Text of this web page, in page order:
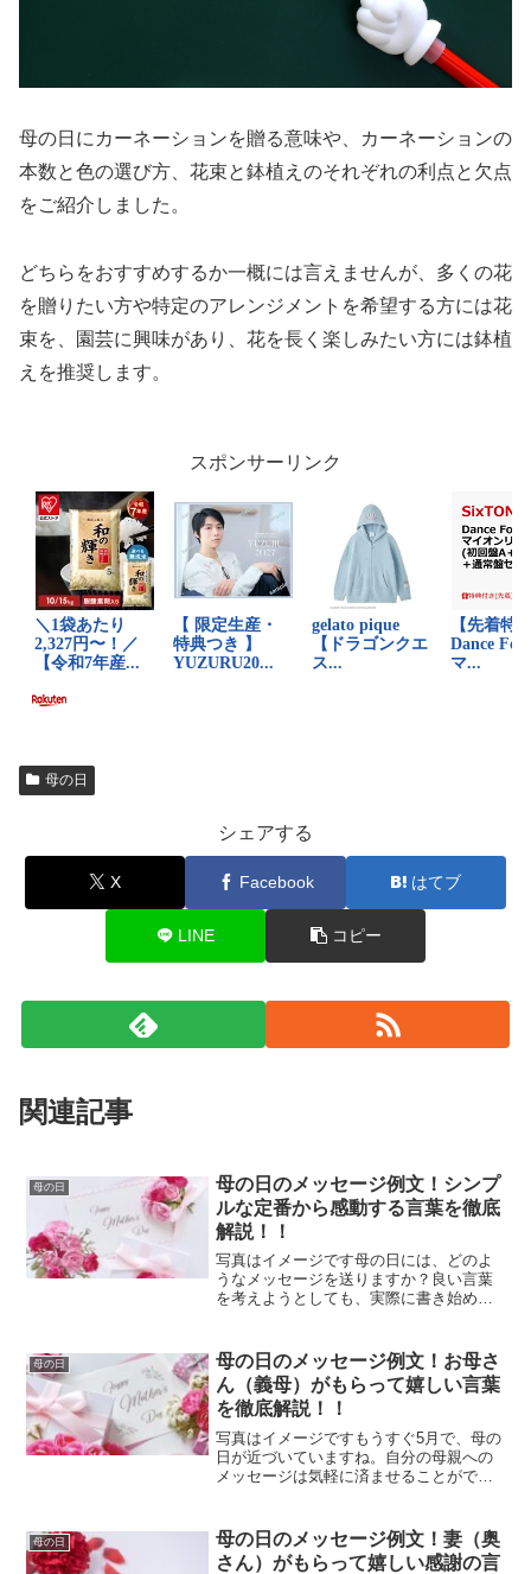
母の日にカーネーションを贈る意味や、カーネーションの
本数と色の選び方、花束と鉢植えのそれぞれの利点と欠点
をご紹介しました。
どちらをおすすめするか一概には言えませんが、多くの花
を贈りたい方や特定のアレンジメントを希望する方には花
束を、園芸に興味があり、花を長く楽しみたい方には鉢植
えを推奨します。
スポンサーリンク
母の日
シェアする
X Facebook はてブ
LINE コピー
関連記事
母の日
母の日のメッセージ例文！シンプ
ルな定番から感動する言葉を徹底
解説！！
写真はイメージです母の日には、どのよ
うなメッセージを送りますか？良い言葉
を考えようとしても、実際に書き始める
まいます。そこで、母の日に送るメッセ
ージの例を、定番の言葉か...
母の日
母の日のメッセージ例文！お母さ
ん（義母）がもらって嬉しい言葉
を徹底解説！！
写真はイメージですもうすぐ5月で、母の
日が近づいていますね。自分の母親への
メッセージは気軽に済ませることができ
うに伝えれば喜ばれるのでしょうか。相
手を尊重し、失礼がない...
母の日
母の日のメッセージ例文！妻（奥
さん）がもらって嬉しい感謝の言